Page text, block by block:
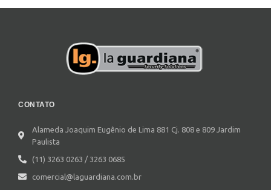
CONTATO
Alameda Joaquim Eugênio de Lima 881 Cj. 808 e 809 Jardim
Paulista
(11) 3263 0263 / 3263 0685
comercial@laguardiana.com.br